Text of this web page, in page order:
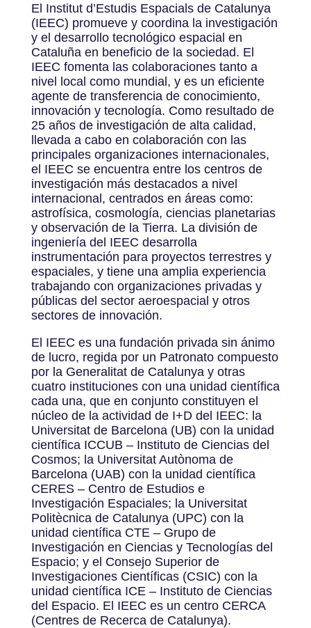
El Institut d’Estudis Espacials de Catalunya
(IEEC) promueve y coordina la investigación
y el desarrollo tecnológico espacial en
Cataluña en beneficio de la sociedad. El
IEEC fomenta las colaboraciones tanto a
nivel local como mundial, y es un eficiente
agente de transferencia de conocimiento,
innovación y tecnología. Como resultado de
25 años de investigación de alta calidad,
llevada a cabo en colaboración con las
principales organizaciones internacionales,
el IEEC se encuentra entre los centros de
investigación más destacados a nivel
internacional, centrados en áreas como:
astrofísica, cosmología, ciencias planetarias
y observación de la Tierra. La división de
ingeniería del IEEC desarrolla
instrumentación para proyectos terrestres y
espaciales, y tiene una amplia experiencia
trabajando con organizaciones privadas y
públicas del sector aeroespacial y otros
sectores de innovación.
El IEEC es una fundación privada sin ánimo
de lucro, regida por un Patronato compuesto
por la Generalitat de Catalunya y otras
cuatro instituciones con una unidad científica
cada una, que en conjunto constituyen el
núcleo de la actividad de I+D del IEEC: la
Universitat de Barcelona (UB) con la unidad
científica ICCUB – Instituto de Ciencias del
Cosmos; la Universitat Autònoma de
Barcelona (UAB) con la unidad científica
CERES – Centro de Estudios e
Investigación Espaciales; la Universitat
Politècnica de Catalunya (UPC) con la
unidad científica CTE – Grupo de
Investigación en Ciencias y Tecnologías del
Espacio; y el Consejo Superior de
Investigaciones Científicas (CSIC) con la
unidad científica ICE – Instituto de Ciencias
del Espacio. El IEEC es un centro CERCA
(Centres de Recerca de Catalunya).